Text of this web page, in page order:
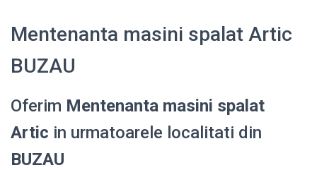
Mentenanta masini spalat Artic
BUZAU
Oferim Mentenanta masini spalat
Artic in urmatoarele localitati din
BUZAU